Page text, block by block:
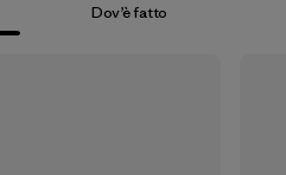
Dov’è fatto